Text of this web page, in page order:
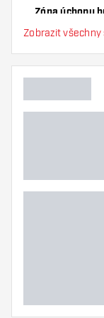
Zóna úchopu
Délka hroty
Zobrazit